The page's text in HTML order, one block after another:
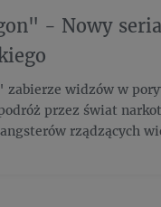
- Nowy
zabierze widzów w
przez świat
rządzących
stróży prawa i